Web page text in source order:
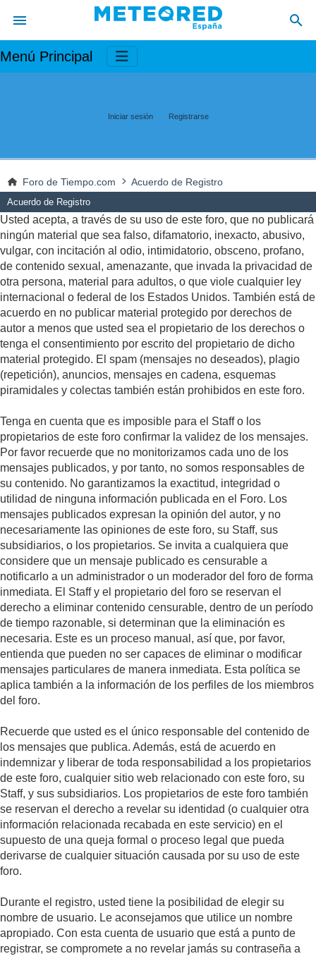
Menú Principal
Iniciar sesión Registrarse
Foro de Tiempo.com Acuerdo de Registro
Acuerdo de Registro
Usted acepta, a través de su uso de este foro, que no publicará
ningún material que sea falso, difamatorio, inexacto, abusivo,
vulgar, con incitación al odio, intimidatorio, obsceno, profano,
de contenido sexual, amenazante, que invada la privacidad de
otra persona, material para adultos, o que viole cualquier ley
internacional o federal de los Estados Unidos. También está de
acuerdo en no publicar material protegido por derechos de
autor a menos que usted sea el propietario de los derechos o
tenga el consentimiento por escrito del propietario de dicho
material protegido. El spam (mensajes no deseados), plagio
(repetición), anuncios, mensajes en cadena, esquemas
piramidales y colectas también están prohibidos en este foro.
Tenga en cuenta que es imposible para el Staff o los
propietarios de este foro confirmar la validez de los mensajes.
Por favor recuerde que no monitorizamos cada uno de los
mensajes publicados, y por tanto, no somos responsables de
su contenido. No garantizamos la exactitud, integridad o
utilidad de ninguna información publicada en el Foro. Los
mensajes publicados expresan la opinión del autor, y no
necesariamente las opiniones de este foro, su Staff, sus
subsidiarios, o los propietarios. Se invita a cualquiera que
considere que un mensaje publicado es censurable a
notificarlo a un administrador o un moderador del foro de forma
inmediata. El Staff y el propietario del foro se reservan el
derecho a eliminar contenido censurable, dentro de un período
de tiempo razonable, si determinan que la eliminación es
necesaria. Este es un proceso manual, así que, por favor,
entienda que pueden no ser capaces de eliminar o modificar
mensajes particulares de manera inmediata. Esta política se
aplica también a la información de los perfiles de los miembros
del foro.
Recuerde que usted es el único responsable del contenido de
los mensajes que publica. Además, está de acuerdo en
indemnizar y liberar de toda responsabilidad a los propietarios
de este foro, cualquier sitio web relacionado con este foro, su
Staff, y sus subsidiarios. Los propietarios de este foro también
se reservan el derecho a revelar su identidad (o cualquier otra
información relacionada recabada en este servicio) en el
supuesto de una queja formal o proceso legal que pueda
derivarse de cualquier situación causada por su uso de este
foro.
Durante el registro, usted tiene la posibilidad de elegir su
nombre de usuario. Le aconsejamos que utilice un nombre
apropiado. Con esta cuenta de usuario que está a punto de
registrar, se compromete a no revelar jamás su contraseña a